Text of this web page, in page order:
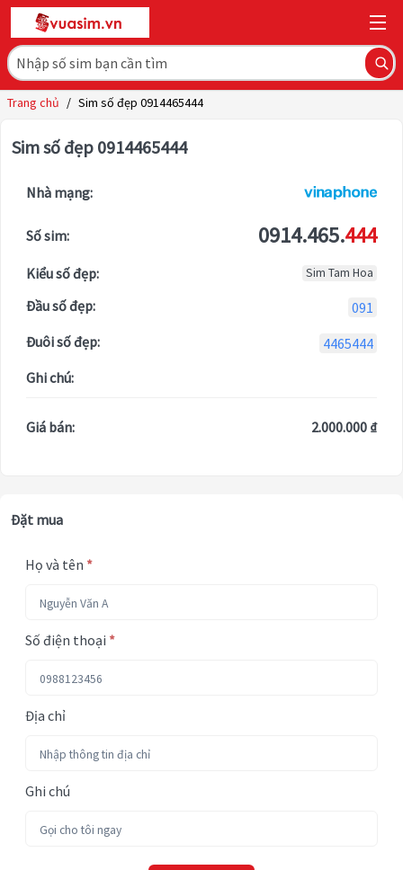
Trang chủ / Sim số đẹp 0914465444
Sim số đẹp 0914465444
Nhà mạng:
Số sim: 0914.465.444
Kiểu số đẹp: Sim Tam Hoa
Đầu số đẹp:
091
Đuôi số đẹp:
4465444
Ghi chú:
Giá bán: 2.000.000 ₫
Đặt mua
Họ và tên *
Số điện thoại *
Địa chỉ
Ghi chú